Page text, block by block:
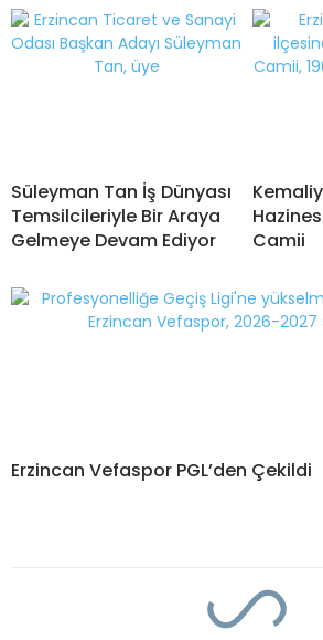
Süleyman Tan İş Dünyası
Temsilcileriyle Bir Araya
Gelmeye Devam Ediyor
Camii
Erzincan Vefaspor PGL’den Çekildi